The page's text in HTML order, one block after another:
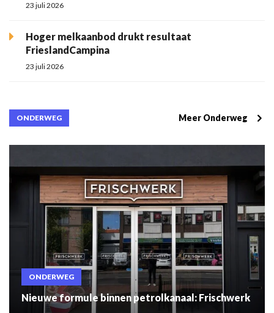
23 juli 2026
Hoger melkaanbod drukt resultaat
FrieslandCampina
23 juli 2026
ONDERWEG Meer Onderweg
ONDERWEG
Nieuwe formule binnen petrolkanaal: Frischwerk